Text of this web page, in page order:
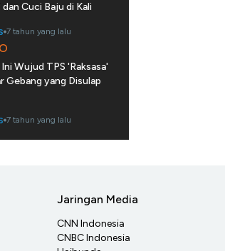
dan Cuci Baju di Kali
7 tahun yang lalu
Wujud TPS 'Raksasa'
Gebang yang Disulap
7 tahun yang lalu
Jaringan Media
CNN Indonesia
CNBC Indonesia